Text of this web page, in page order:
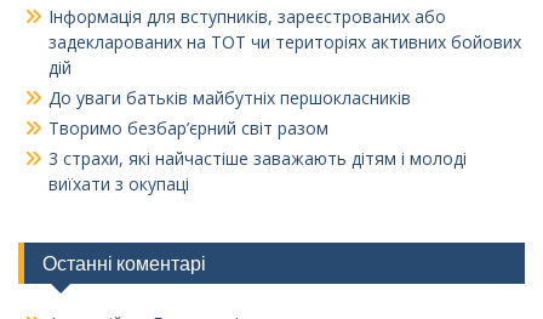
Інформація для вступників, зареєстрованих або
задекларованих на ТОТ чи територіях активних бойових
дій
До уваги батьків майбутніх першокласників
Творимо безбар’єрний світ разом
3 страхи, які найчастіше заважають дітям і молоді
виїхати з окупаці
Останні коментарі